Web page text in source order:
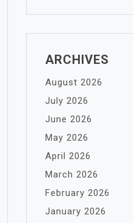
ARCHIVES
August 2026
July 2026
June 2026
May 2026
April 2026
March 2026
February 2026
January 2026